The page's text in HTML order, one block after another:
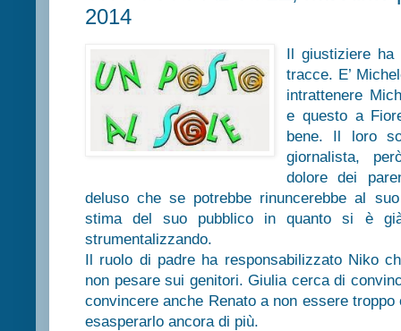
2014
Il giustiziere ha
tracce. E’
intrattenere
e questo a
bene. Il loro
giornalista,
dolore dei
deluso che se potrebbe rinuncerebbe al
stima del suo pubblico in quanto si è
strumentalizzando.
Il ruolo di padre ha responsabilizzato Niko
non pesare sui genitori. Giulia cerca di
convincere anche Renato a non essere
esasperarlo ancora di più.